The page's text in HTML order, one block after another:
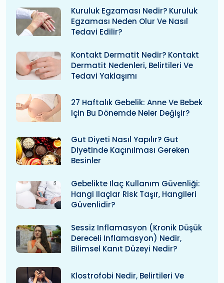
Kuruluk Egzaması Nedir? Kuruluk
Egzaması Neden Olur Ve Nasıl
Tedavi Edilir?
Kontakt Dermatit Nedir? Kontakt
Dermatit Nedenleri, Belirtileri Ve
Tedavi Yaklaşımı
27 Haftalık Gebelik: Anne Ve Bebek
Için Bu Dönemde Neler Değişir?
Gut Diyeti Nasıl Yapılır? Gut
Diyetinde Kaçınılması Gereken
Besinler
Gebelikte Ilaç Kullanım Güvenliği:
Hangi Ilaçlar Risk Taşır, Hangileri
Güvenlidir?
Sessiz Inflamasyon (kronik Düşük
Dereceli Inflamasyon) Nedir,
Bilimsel Kanıt Düzeyi Nedir?
Klostrofobi Nedir, Belirtileri Ve